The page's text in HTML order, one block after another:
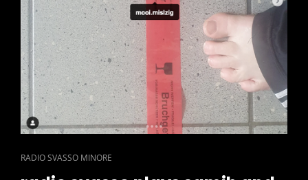
CAT
RADIO SVASSO MINORE